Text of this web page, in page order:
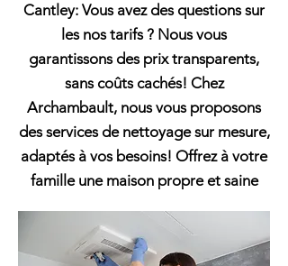
Cantley: Vous avez des questions sur
les nos tarifs ? Nous vous
garantissons des prix transparents,
sans coûts cachés! Chez
Archambault, nous vous proposons
des services de nettoyage sur mesure,
adaptés à vos besoins! Offrez à votre
famille une maison propre et saine